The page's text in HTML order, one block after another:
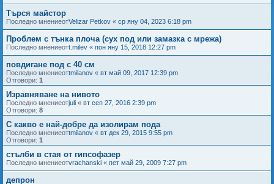
Търся майстор
Последно мнениеотVelizar Petkov « ср яну 04, 2023 6:18 pm
Проблем с тънка плоча (сух под или замазка с мрежа)
Последно мнениеотt.milev « пон яну 15, 2018 12:27 pm
повдигане под с 40 см
Последно мнениеотtmilanov « вт май 09, 2017 12:39 pm
Отговори: 1
Изравняване на нивото
Последно мнениеотjuli « вт сеп 27, 2016 2:39 pm
Отговори: 8
С какво е най-добре да изолирам пода
Последно мнениеотtmilanov « вт дек 29, 2015 9:55 pm
Отговори: 1
стълби в стая от гипсофазер
Последно мнениеотvrachanski « пет май 29, 2009 7:27 pm
депрон